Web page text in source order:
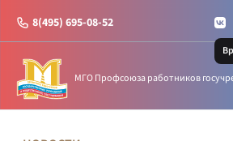
8(495) 695-08-52
МГО Профсоюза работников